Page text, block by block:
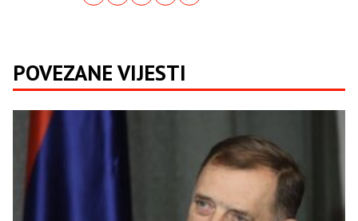
POVEZANE VIJESTI